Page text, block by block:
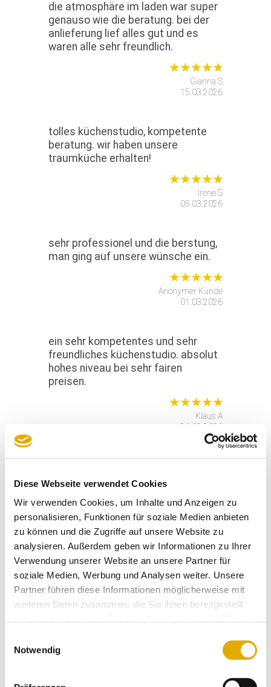
Diese Webseite verwendet Cookies
Wir verwenden Cookies, um Inhalte und Anzeigen zu
personalisieren, Funktionen für soziale Medien anbieten
zu können und die Zugriffe auf unsere Website zu
analysieren. Außerdem geben wir Informationen zu Ihrer
Verwendung unserer Website an unsere Partner für
soziale Medien, Werbung und Analysen weiter. Unsere
Partner führen diese Informationen möglicherweise mit
weiteren Daten zusammen, die Sie ihnen bereitgestellt
Notwendig
die atmosphäre im laden war super
genauso wie die beratung. bei der
anlieferung lief alles gut und es
waren alle sehr freundlich.
Gianna S
15.03.2026
tolles küchenstudio, kompetente
beratung. wir haben unsere
traumküche erhalten!
Irene S
05.03.2026
sehr professionel und die berstung,
man ging auf unsere wünsche ein.
Anonymer Kunde
01.03.2026
ein sehr kompetentes und sehr
freundliches küchenstudio. absolut
hohes niveau bei sehr fairen
preisen.
Klaus A
24.02.2026
verlass. manche dinge kann man im
man geht mit viel
vertrauensvorschuss in die
beratung. hier wird man nicht
enttäuscht!! alle beteiligten - und
dazu zählen auch die fleißigen
handwerker - haben für ein top
ergebnis gesorgt!! danke!!